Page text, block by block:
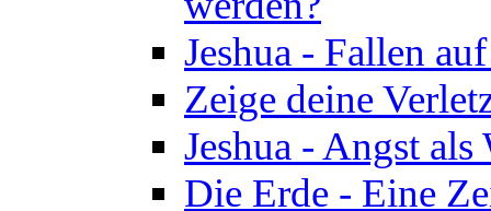
Jeshua - Fallen
Zeige deine
Jeshua - Angst als
Die Erde - Eine